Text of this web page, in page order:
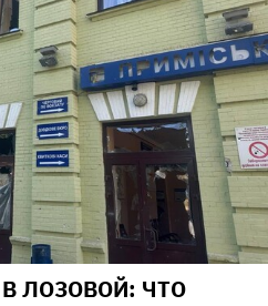
ЛОЗОВОЙ: ЧТО